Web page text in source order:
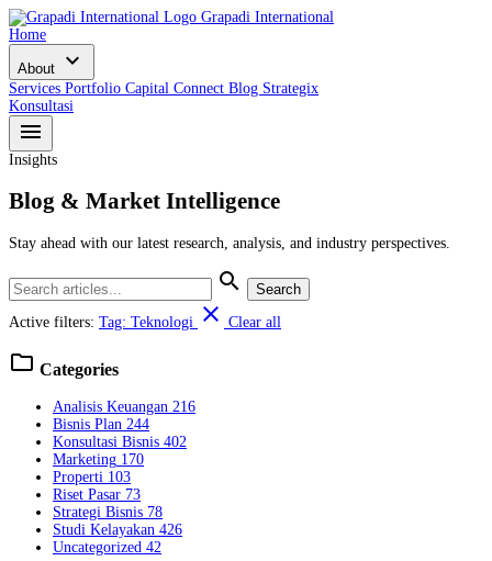
Grapadi International
Home
About expand_more
Services Portfolio Capital Connect Blog Strategix
Konsultasi
menu
Insights
Blog & Market Intelligence
Stay ahead with our latest research, analysis, and industry perspectives.
search
Search
Active filters: Tag: Teknologi close Clear all
folder Categories
Analisis Keuangan 216
Bisnis Plan 244
Konsultasi Bisnis 402
Marketing 170
Properti 103
Riset Pasar 73
Strategi Bisnis 78
Studi Kelayakan 426
Uncategorized 42